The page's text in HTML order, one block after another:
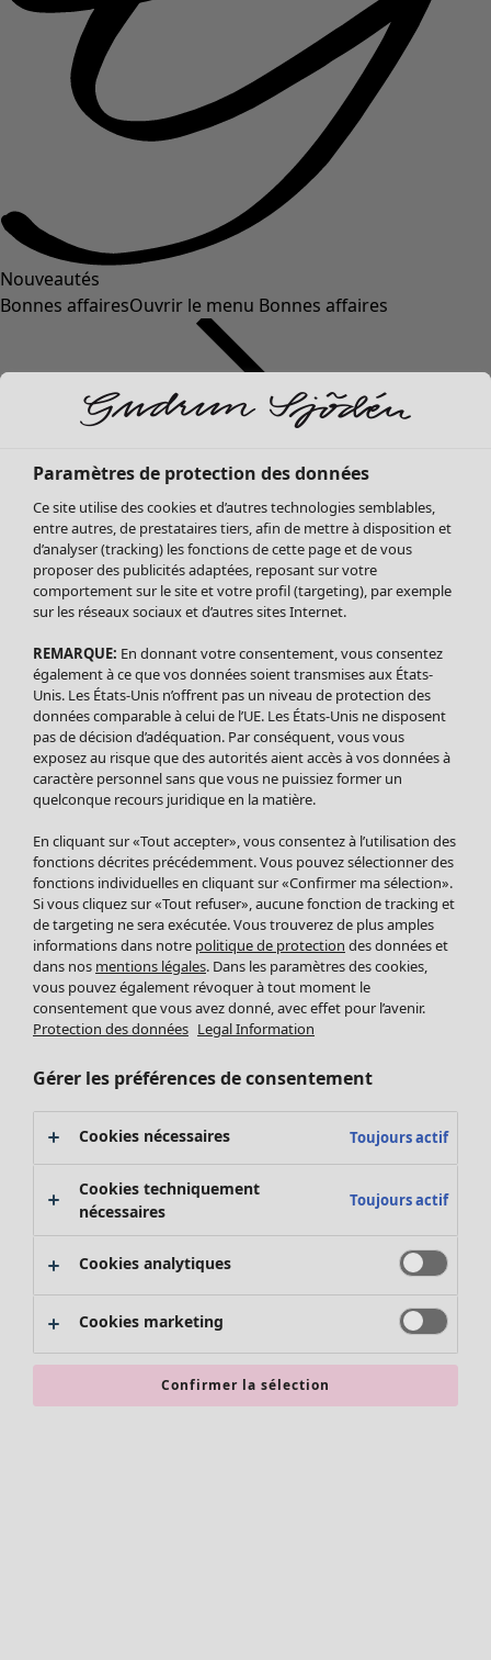
Nouveautés
Bonnes affairesOuvrir le menu Bonnes affaires
Soldes Vêtements
Tous les vêtements
Robes
Tuniques
Blouses
Tops
Gilets
Pantalon
Jupes
Leggings et collants
Accessoires
Chaussures
Vêtements de bain
Basics
Soldes Mobilier
Bonnes affaires déco
Décoration
Textiles
Tapis
Éponge
Promos SOLDES
Les promos de Gudrun Sjödén
Nouvel arrivage
Bonnes affaires en soldes - jusqu'à -70
Paramètres de protection des données
Ce site utilise des cookies et d’autres technologies semblables,
entre autres, de prestataires tiers, afin de mettre à disposition et
d’analyser (tracking) les fonctions de cette page et de vous
proposer des publicités adaptées, reposant sur votre
comportement sur le site et votre profil (targeting), par exemple
sur les réseaux sociaux et d’autres sites Internet.
REMARQUE: En donnant votre consentement, vous consentez
également à ce que vos données soient transmises aux États-
Unis. Les États-Unis n’offrent pas un niveau de protection des
données comparable à celui de l’UE. Les États-Unis ne disposent
pas de décision d’adéquation. Par conséquent, vous vous
exposez au risque que des autorités aient accès à vos données à
caractère personnel sans que vous ne puissiez former un
quelconque recours juridique en la matière.
En cliquant sur «Tout accepter», vous consentez à l’utilisation des
fonctions décrites précédemment. Vous pouvez sélectionner des
fonctions individuelles en cliquant sur «Confirmer ma sélection».
Si vous cliquez sur «Tout refuser», aucune fonction de tracking et
de targeting ne sera exécutée. Vous trouverez de plus amples
informations dans notre politique de protection des données et
dans nos mentions légales. Dans les paramètres des cookies,
vous pouvez également révoquer à tout moment le
consentement que vous avez donné, avec effet pour l’avenir.
Protection des données Legal Information
Gérer les préférences de consentement
Cookies nécessaires Toujours actif
Cookies techniquement
nécessaires
Toujours actif
Cookies analytiques
Cookies marketing
Confirmer la sélection